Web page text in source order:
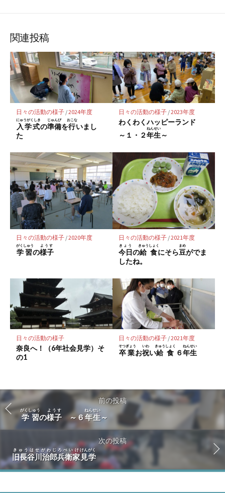
ェ
ア
ッ
ク
マ
ー
ク
に
保
存
ア
ア
関連投稿
日々の活動の様子/2024年度
入学式
にゅうがくしき
の準備
じゅんび
を行
おこな
いまし
た
日々の活動の様子/2023年度
わくわくハッピーランド
～１・２年生
ねんせい
～
日々の活動の様子/2020年度
学習
がくしゅう
の様子
ようす
日々の活動の様子/2021年度
今日
きょう
の給食
きゅうしょく
にそら豆
まめ
がでま
したね。
日々の活動の様子
奈良へ！（6年社会見学）そ
の1
日々の活動の様子/2021年度
卒業
そつぎょう
お祝
いわ
い給食
きゅうしょく
６年生
ねんせい
前の投稿
学習
がくしゅう
の様子
ようす
～６年生
ねんせい
～
次の投稿
旧長谷川治郎兵衛家
きゅうはせがわじろべいけ
見学
けんがく